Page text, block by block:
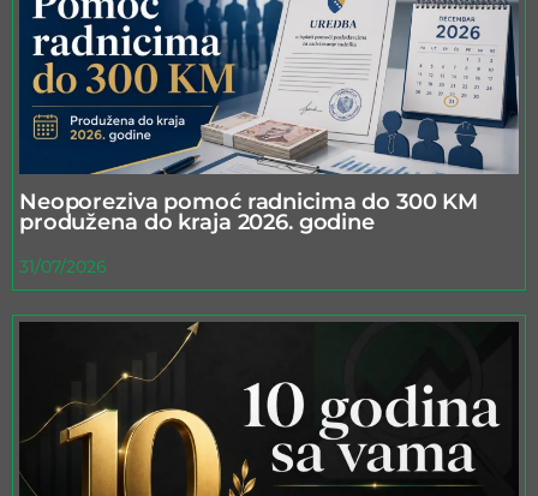
Neoporeziva pomoć radnicima do 300 KM
produžena do kraja 2026. godine
31/07/2026